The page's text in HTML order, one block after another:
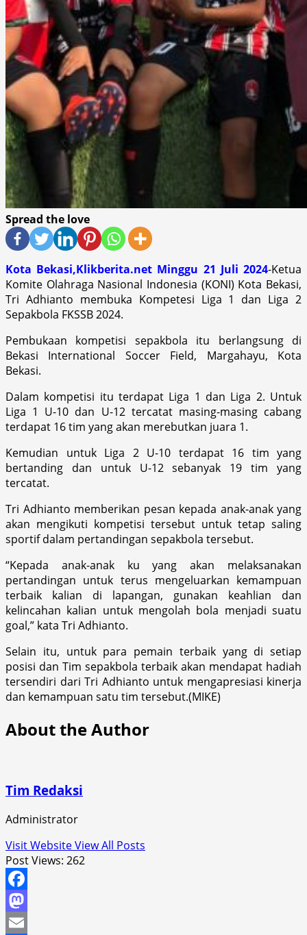
Spread the love
Kota Bekasi,Klikberita.net Minggu 21 Juli 2024-Ketua
Komite Olahraga Nasional Indonesia (KONI) Kota Bekasi,
Tri Adhianto membuka Kompetesi Liga 1 dan Liga 2
Sepakbola FKSSB 2024.
Pembukaan kompetisi sepakbola itu berlangsung di
Bekasi International Soccer Field, Margahayu, Kota
Bekasi.
Dalam kompetisi itu terdapat Liga 1 dan Liga 2. Untuk
Liga 1 U-10 dan U-12 tercatat masing-masing cabang
terdapat 16 tim yang akan merebutkan juara 1.
Kemudian untuk Liga 2 U-10 terdapat 16 tim yang
bertanding dan untuk U-12 sebanyak 19 tim yang
tercatat.
Tri Adhianto memberikan pesan kepada anak-anak yang
akan mengikuti kompetisi tersebut untuk tetap saling
sportif dalam pertandingan sepakbola tersebut.
“Kepada anak-anak ku yang akan melaksanakan
pertandingan untuk terus mengeluarkan kemampuan
terbaik kalian di lapangan, gunakan keahlian dan
kelincahan kalian untuk mengolah bola menjadi suatu
goal,” kata Tri Adhianto.
Selain itu, untuk para pemain terbaik yang di setiap
posisi dan Tim sepakbola terbaik akan mendapat hadiah
tersendiri dari Tri Adhianto untuk mengapresiasi kinerja
dan kemampuan satu tim tersebut.(MIKE)
About the Author
Tim Redaksi
Administrator
Visit WebsiteView All Posts
Post Views: 262
Facebook
Mastodon